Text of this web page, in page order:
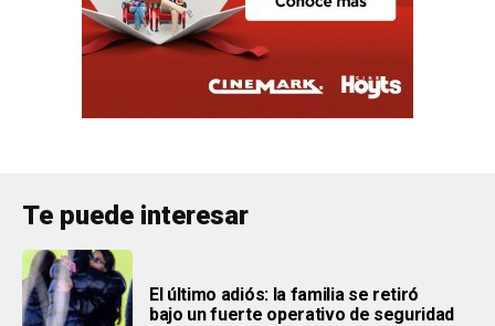
Te puede interesar
El último adiós: la familia se retiró
bajo un fuerte operativo de seguridad